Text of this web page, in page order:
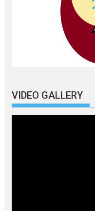
VIDEO GALLERY